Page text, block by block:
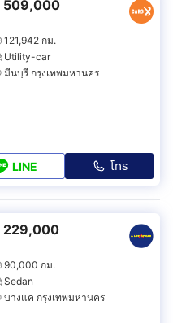
509,000
121,942 กม.
Utility-car
มีนบุรี กรุงเทพมหานคร
LINE โทร
229,000
90,000 กม.
Sedan
บางแค กรุงเทพมหานคร